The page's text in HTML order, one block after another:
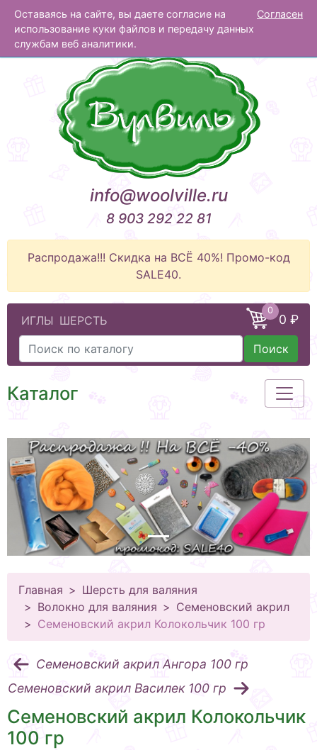
Оставаясь на сайте, вы даете согласие на
использование куки файлов и передачу данных
службам веб аналитики.
Согласен
Вулвиль
info@woolville.ru
8 903 292 22 81
Распродажа!!! Скидка на ВСЁ 40%! Промо-код
SALE40.
ИГЛЫ ШЕРСТЬ
0
0 ₽
Поиск
Каталог
Главная
Шерсть для валяния
Волокно для валяния
Семеновский акрил
Семеновский акрил Колокольчик 100 гр
Семеновский акрил Ангора 100 гр
Семеновский акрил Василек 100 гр
Семеновский акрил Колокольчик
100 гр